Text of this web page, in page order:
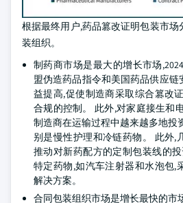
根据最终用户,药品篡改证明包装市
装组织。
制药商市场是最大的增长市场
盟伪造药品指令和美国药品供应链
益提高,促使制造商采取综合篡改
合规的控制。 此外,对家庭接生和
制造商在运输过程中越来越多地投
别是慢性护理和冷链药物。 此外,
推动对新药配方的定制包装线的投
特定药物,如汽车注射器和水泡包,
解决方案。
合同包装组织市场是增长最快的市